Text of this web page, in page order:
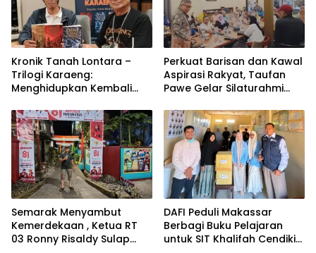
Kronik Tanah Lontara –
Trilogi Karaeng:
Menghidupkan Kembali
Tanah Makassar Melalui
Sastra
Perkuat Barisan dan Kawal
Aspirasi Rakyat, Taufan
Pawe Gelar Silaturahmi
Parepare
Semarak Menyambut
Kemerdekaan , Ketua RT
03 Ronny Risaldy Sulap
DAFI Peduli Makassar
Berbagi Buku Pelajaran
untuk SIT Khalifah Cendikia